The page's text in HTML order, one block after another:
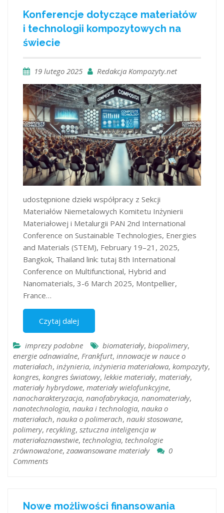
Konferencje dotyczące materiałów
i technologii kompozytowych na
świecie
19 lutego 2025 Redakcja Kompozyty.net
udostępnione dzieki współpracy z Sekcji
Materiałów Niemetalowych Komitetu Inżynierii
Materiałowej i Metalurgii PAN 2nd International
Conference on Sustainable Technologies, Energies
and Materials (STEM), February 19–21, 2025,
Bangkok, Thailand link: tutaj 8th International
Conference on Multifunctional, Hybrid and
Nanomaterials, 3-6 March 2025, Montpellier,
France…
Czytaj dalej
imprezy podobne biomateriały, biopolimery,
energie odnawialne, Frankfurt, innowacje w nauce o
materiałach, inżynieria, inżynieria materiałowa, kompozyty,
kongres, kongres światowy, lekkie materiały, materiały,
materiały hybrydowe, materiały wielofunkcyjne,
nanocharakteryzacja, nanofabrykacja, nanomateriały,
nanotechnologia, nauka i technologia, nauka o
materiałach, nauka o polimerach, nauki stosowane,
polimery, recykling, sztuczna inteligencja w
materiałoznawstwie, technologia, technologie
zrównoważone, zaawansowane materiały
0
Comments
Nowe możliwości finansowania